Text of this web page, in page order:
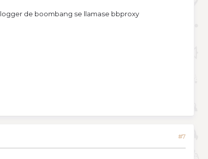
de boombang se llamase bbproxy
#7